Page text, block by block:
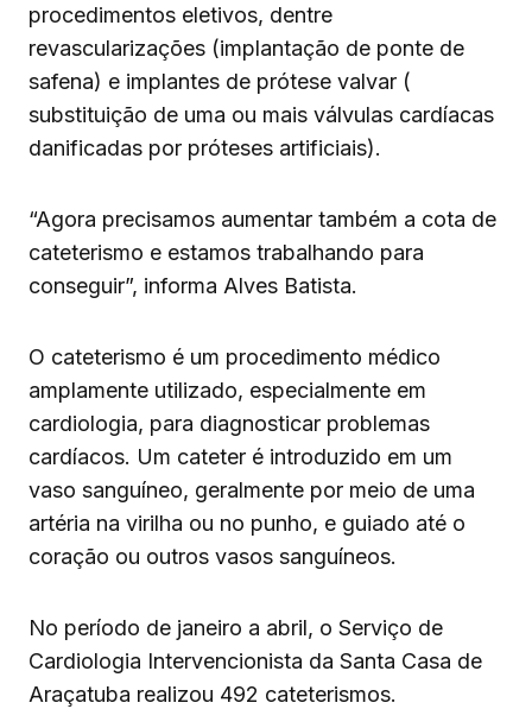
procedimentos eletivos, dentre
revascularizações (implantação de ponte de
safena) e implantes de prótese valvar (
substituição de uma ou mais válvulas cardíacas
danificadas por próteses artificiais).
“Agora precisamos aumentar também a cota de
cateterismo e estamos trabalhando para
conseguir”, informa Alves Batista.
O cateterismo é um procedimento médico
amplamente utilizado, especialmente em
cardiologia, para diagnosticar problemas
cardíacos. Um cateter é introduzido em um
vaso sanguíneo, geralmente por meio de uma
artéria na virilha ou no punho, e guiado até o
coração ou outros vasos sanguíneos.
No período de janeiro a abril, o Serviço de
Cardiologia Intervencionista da Santa Casa de
Araçatuba realizou 492 cateterismos.